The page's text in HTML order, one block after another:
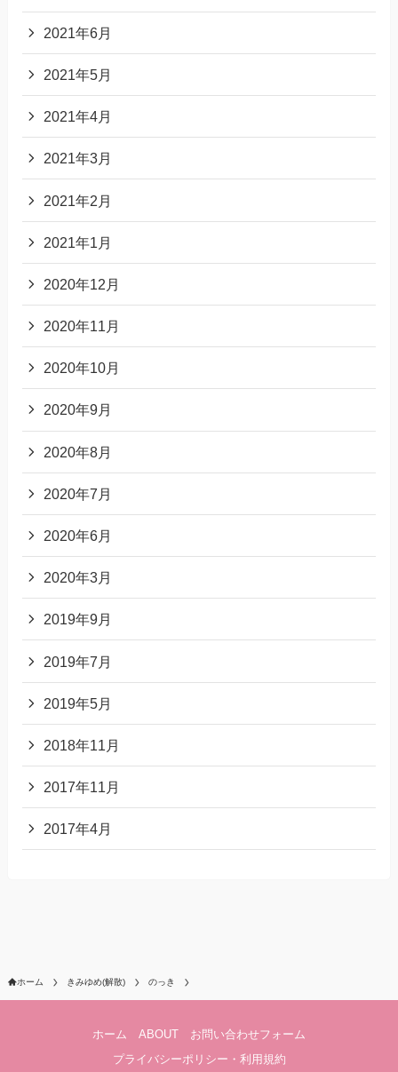
2021年6月
2021年5月
2021年4月
2021年3月
2021年2月
2021年1月
2020年12月
2020年11月
2020年10月
2020年9月
2020年8月
2020年7月
2020年6月
2020年3月
2019年9月
2019年7月
2019年5月
2018年11月
2017年11月
2017年4月
ホーム きみゆめ(解散) のっき
ホーム ABOUT
お問い合わせフォーム
プライバシーポリシー・利用規約